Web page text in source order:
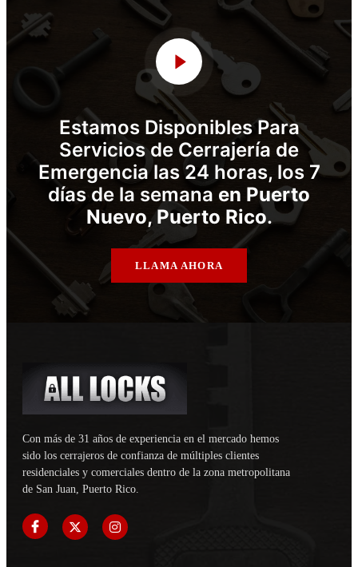
Estamos Disponibles Para
Servicios de Cerrajería de
Emergencia las 24 horas, los 7
días de la semana en Puerto
Nuevo, Puerto Rico.
LLAMA AHORA
Con más de 31 años de experiencia en el mercado hemos
sido los cerrajeros de confianza de múltiples clientes
residenciales y comerciales dentro de la zona metropolitana
de San Juan, Puerto Rico.